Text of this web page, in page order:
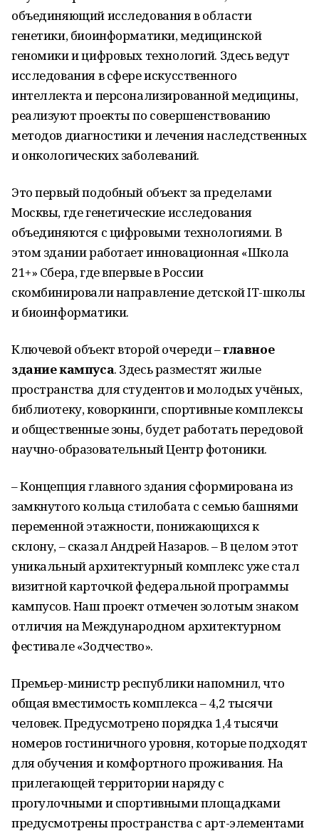
объединяющий исследования в области
генетики, биоинформатики, медицинской
геномики и цифровых технологий. Здесь ведут
исследования в сфере искусственного
интеллекта и персонализированной медицины,
реализуют проекты по совершенствованию
методов диагностики и лечения наследственных
и онкологических заболеваний.
Это первый подобный объект за пределами
Москвы, где генетические исследования
объединяются с цифровыми технологиями. В
этом здании работает инновационная «Школа
21+» Сбера, где впервые в России
скомбинировали направление детской IT-школы
и биоинформатики.
Ключевой объект второй очереди –главное
здание кампуса. Здесь разместят жилые
пространства для студентов и молодых учёных,
библиотеку, коворкинги, спортивные комплексы
и общественные зоны, будет работать передовой
научно-образовательный Центр фотоники.
– Концепция главного здания сформирована из
замкнутого кольца стилобата с семью башнями
переменной этажности, понижающихся к
склону, – сказал Андрей Назаров. – В целом этот
уникальный архитектурный комплекс уже стал
визитной карточкой федеральной программы
кампусов. Наш проект отмечен золотым знаком
отличия на Международном архитектурном
фестивале «Зодчество».
Премьер-министр республики напомнил, что
общая вместимость комплекса – 4,2 тысячи
человек. Предусмотрено порядка 1,4 тысячи
номеров гостиничного уровня, которые подходят
для обучения и комфортного проживания. На
прилегающей территории наряду с
прогулочными и спортивными площадками
предусмотрены пространства с арт-элементами